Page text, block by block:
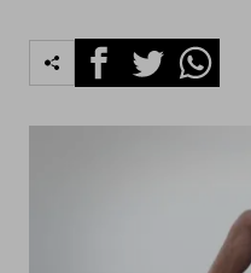
FacebookTwitterWhatsapp